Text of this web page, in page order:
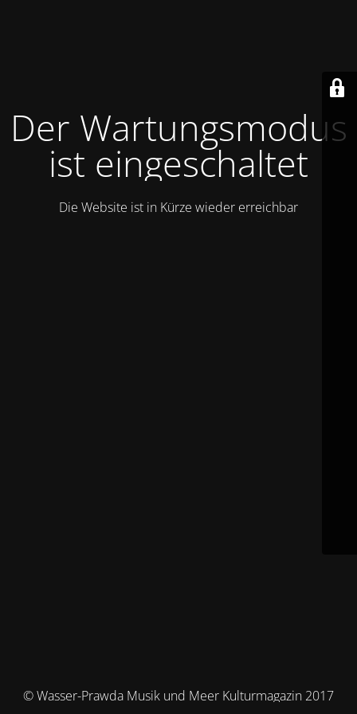
Der Wartungsmodus
ist eingeschaltet
Die Website ist in Kürze wieder erreichbar
© Wasser-Prawda Musik und Meer Kulturmagazin 2017